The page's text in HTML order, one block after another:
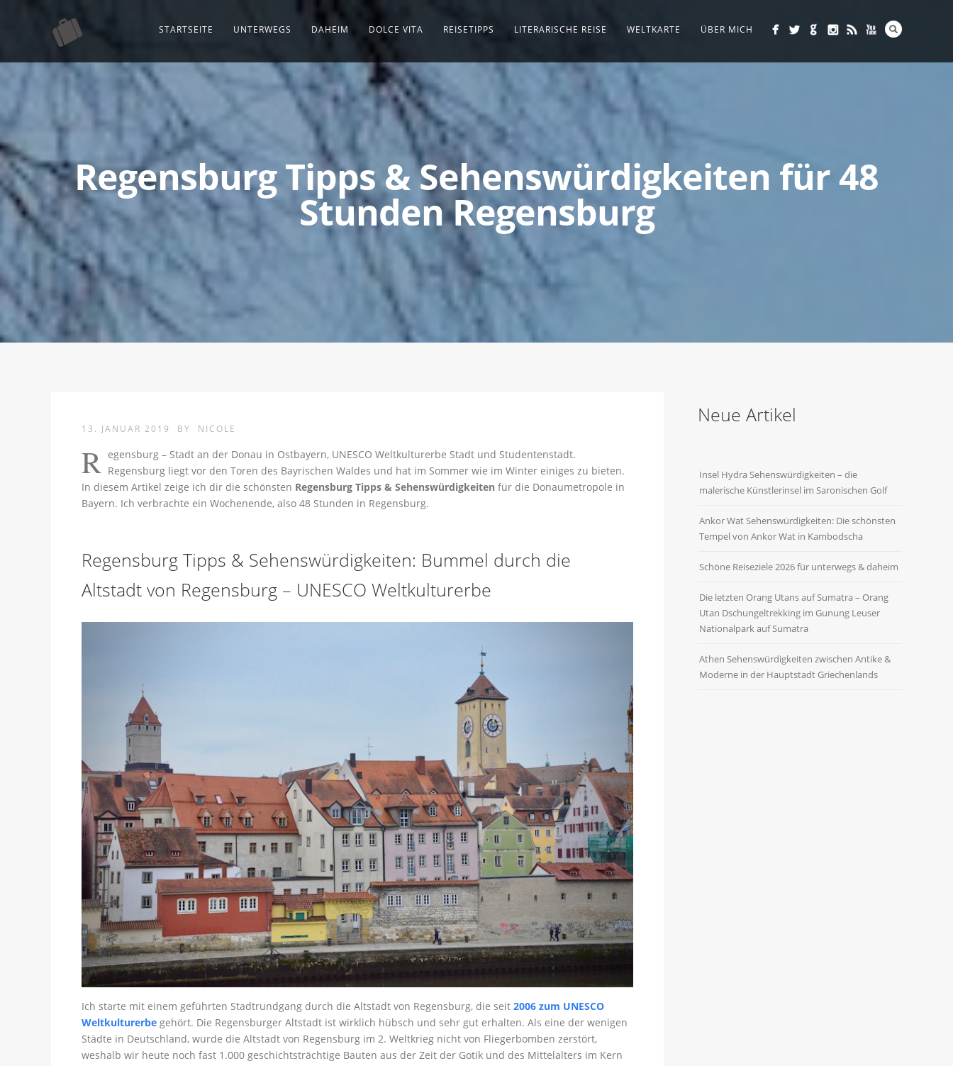
STARTSEITE UNTERWEGS DAHEIM DOLCE VITA REISETIPPS LITERARISCHE REISE WELTKARTE ÜBER MICH
Regensburg Tipps & Sehenswürdigkeiten für 48
Stunden Regensburg
13. JANUAR 2019 BY NICOLE
R egensburg – Stadt an der Donau in Ostbayern, UNESCO Weltkulturerbe Stadt und Studentenstadt.
Regensburg liegt vor den Toren des Bayrischen Waldes und hat im Sommer wie im Winter einiges zu bieten.
In diesem Artikel zeige ich dir die schönsten Regensburg Tipps & Sehenswürdigkeiten für die Donaumetropole in
Bayern. Ich verbrachte ein Wochenende, also 48 Stunden in Regensburg.
Regensburg Tipps & Sehenswürdigkeiten: Bummel durch die
Altstadt von Regensburg – UNESCO Weltkulturerbe
Ich starte mit einem geführten Stadtrundgang durch die Altstadt von Regensburg, die seit2006 zum UNESCO
Weltkulturerbe gehört. Die Regensburger Altstadt ist wirklich hübsch und sehr gut erhalten. Als eine der wenigen
Städte in Deutschland, wurde die Altstadt von Regensburg im 2. Weltkrieg nicht von Fliegerbomben zerstört,
weshalb wir heute noch fast 1.000 geschichtsträchtige Bauten aus der Zeit der Gotik und des Mittelalters im Kern
Neue Artikel
Insel Hydra Sehenswürdigkeiten – die
malerische Künstlerinsel im Saronischen Golf
Ankor Wat Sehenswürdigkeiten: Die schönsten
Tempel von Ankor Wat in Kambodscha
Schöne Reiseziele 2026 für unterwegs & daheim
Die letzten Orang Utans auf Sumatra – Orang
Utan Dschungeltrekking im Gunung Leuser
Nationalpark auf Sumatra
Athen Sehenswürdigkeiten zwischen Antike &
Moderne in der Hauptstadt Griechenlands